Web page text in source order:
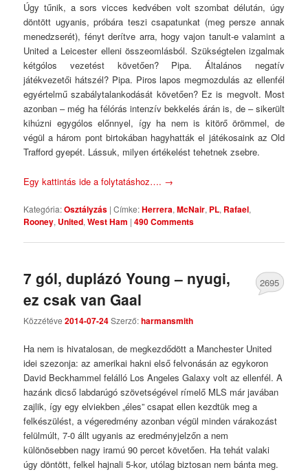
Úgy tűnik, a sors vicces kedvében volt szombat délután, úgy
döntött ugyanis, próbára teszi csapatunkat (meg persze annak
menedzserét), fényt derítve arra, hogy vajon tanult-e valamint a
United a Leicester elleni összeomlásból. Szükségtelen izgalmak
kétgólos vezetést követően? Pipa. Általános negatív
játékvezetői hátszél? Pipa. Piros lapos megmozdulás az ellenfél
egyértelmű szabálytalankodását követően? Ez is megvolt. Most
azonban – még ha félórás intenzív bekkelés árán is, de – sikerült
kihúzni egygólos előnnyel, így ha nem is kitörő örömmel, de
végül a három pont birtokában hagyhatták el játékosaink az Old
Trafford gyepét. Lássuk, milyen értékelést tehetnek zsebre.
Egy kattintás ide a folytatáshoz…. →
Kategória:Osztályzás |Címke:Herrera,McNair, PL, Rafael,
Rooney, United,West Ham |490 Comments
7 gól, duplázó Young – nyugi,
ez csak van Gaal
Közzétéve2014-07-24Szerző:harmansmith
2695
Ha nem is hivatalosan, de megkezdődött a Manchester United
idei szezonja: az amerikai hakni első felvonásán az egykoron
David Beckhammel felálló Los Angeles Galaxy volt az ellenfél. A
hazánk dicső labdarúgó szövetségével rímelő MLS már javában
zajlik, így egy elviekben „éles” csapat ellen kezdtük meg a
felkészülést, a végeredmény azonban végül minden várakozást
felülmúlt, 7-0 állt ugyanis az eredményjelzőn a nem
különösebben nagy iramú 90 percet követően. Ha tehát valaki
úgy döntött, felkel hajnali 5-kor, utólag biztosan nem bánta meg.